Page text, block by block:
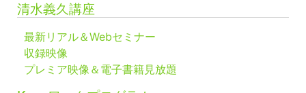
清水義久講座
最新リアル＆Webセミナー
収録映像
プレミア映像＆電子書籍見放題